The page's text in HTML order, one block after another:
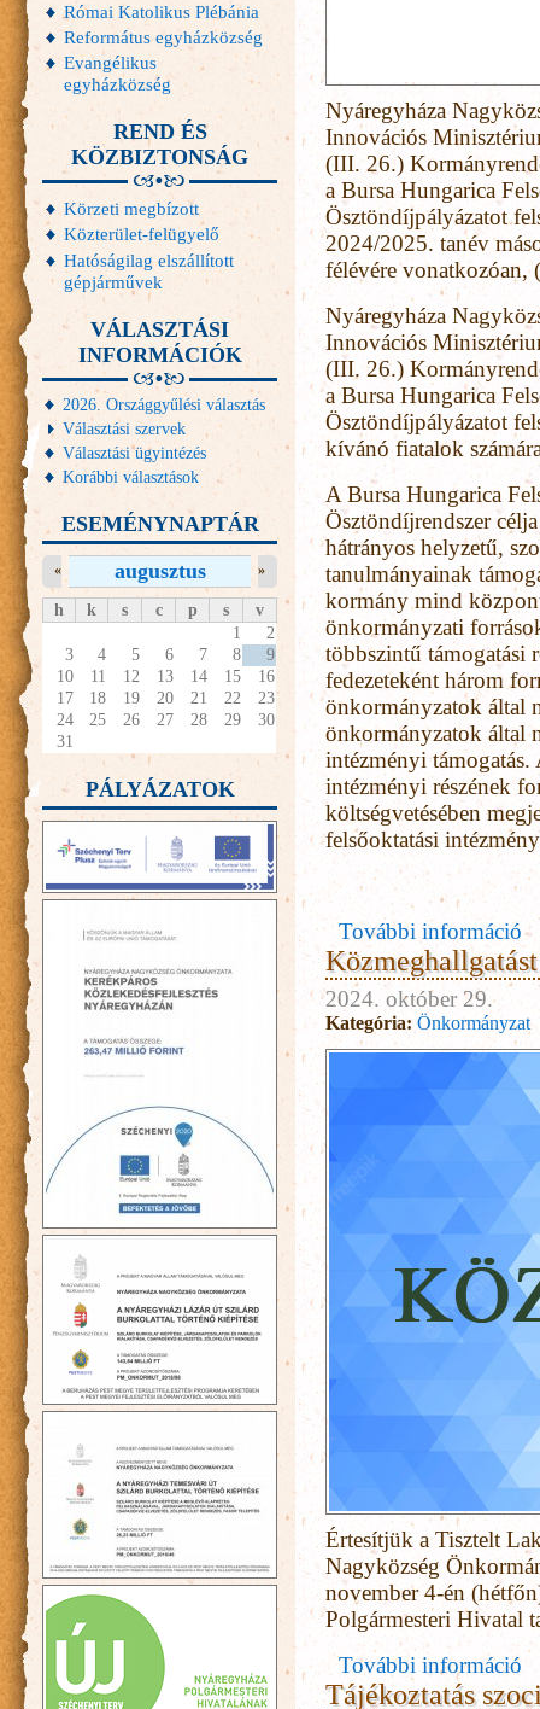
Nyáregyháza
Innovációs
(III. 26.)
a Bursa Hungarica
Ösztöndíjpályázatot
2024/2025. tanév
félévére vonatkozóan,
Nyáregyháza
Innovációs
(III. 26.)
a Bursa Hungarica
Ösztöndíjpályázatot
kívánó fiatalok
A Bursa Hungarica
Ösztöndíjrendszer
hátrányos helyzetű,
tanulmányainak
kormány mind
önkormányzati
többszintű támogatási
fedezeteként három
önkormányzatok által
önkormányzatok által
intézményi
intézményi részének
költségvetésében
felsőoktatási
További információ
2024. október 29.
Kategória: Önkormányzat
Értesítjük a Tisztelt
Nagyközség
november 4-én
Polgármesteri Hivatal
További információ
Tájékoztatás
Római Katolikus Plébánia
Református egyházközség
Evangélikus
egyházközség
REND ÉS
KÖZBIZTONSÁG
Körzeti megbízott
Közterület-felügyelő
Hatóságilag elszállított
gépjárművek
VÁLASZTÁSI
INFORMÁCIÓK
2026. Országgyűlési választás
Választási szervek
Választási ügyintézés
Korábbi választások
ESEMÉNYNAPTÁR
augusztus
« »
h k s c p s
v
1
2
3
4 5 6 7 8
9
10
11 12 13 14 15
16
17
18 19 20 21 22
23
24
25 26 27 28 29
30
31
PÁLYÁZATOK